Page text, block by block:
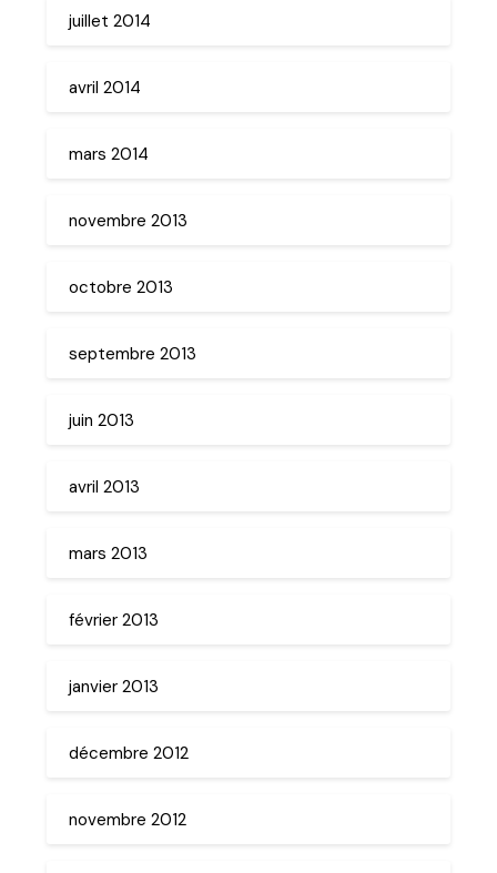
juillet 2014
avril 2014
mars 2014
novembre 2013
octobre 2013
septembre 2013
juin 2013
avril 2013
mars 2013
février 2013
janvier 2013
décembre 2012
novembre 2012